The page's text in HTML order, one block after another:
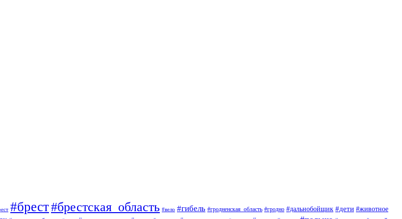
#брест#брестская_область #вело #гибель #гродненская_область #гродно #дальнобойщик #дети #животное